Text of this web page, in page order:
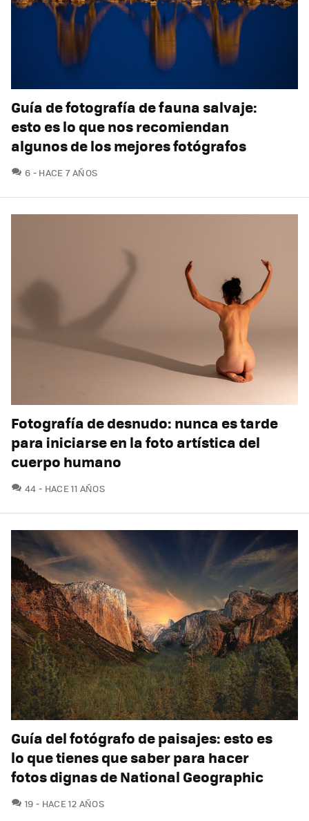
Guía de fotografía de fauna salvaje:
esto es lo que nos recomiendan
algunos de los mejores fotógrafos
6 COMENTARIOS
HACE 7 AÑOS
Fotografía de desnudo: nunca es tarde
para iniciarse en la foto artística del
cuerpo humano
44 COMENTARIOS
HACE 11 AÑOS
Guía del fotógrafo de paisajes: esto es
lo que tienes que saber para hacer
fotos dignas de National Geographic
19 COMENTARIOS
HACE 12 AÑOS